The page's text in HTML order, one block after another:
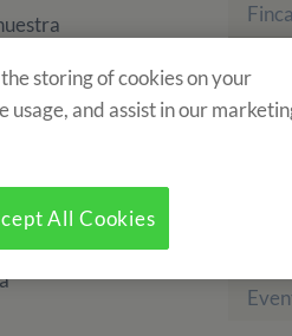
storing of cookies on your
and assist in our
All Cookies